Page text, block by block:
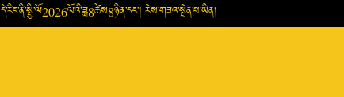
དེ་རིང་ནི་སྤྱི་ལོ2026ལོའི་ཟླ8ཚེས8ཉིན་དང་། རེས་གཟའ་སྤེན་པ་ཡིན།